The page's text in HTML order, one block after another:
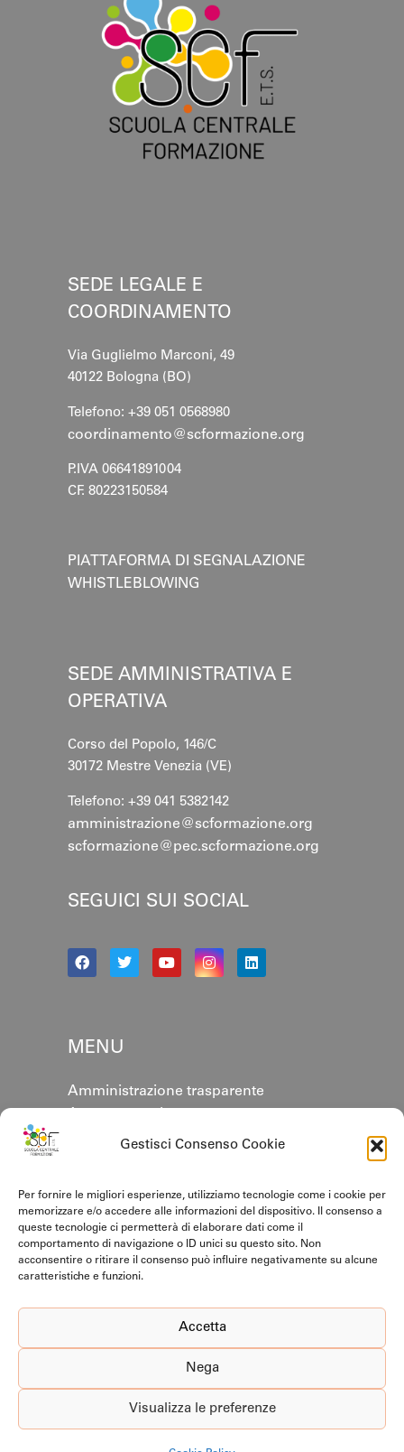
Gestisci Consenso Cookie
Per fornire le migliori esperienze, utilizziamo tecnologie come i cookie per
memorizzare e/o accedere alle informazioni del dispositivo. Il consenso a
queste tecnologie ci permetterà di elaborare dati come il
comportamento di navigazione o ID unici su questo sito. Non
acconsentire o ritirare il consenso può influire negativamente su alcune
caratteristiche e funzioni.
Accetta
Nega
Visualizza le preferenze
SEDE LEGALE E
COORDINAMENTO
Via Guglielmo Marconi, 49
40122 Bologna (BO)
Telefono: +39 051 0568980
coordinamento@scformazione.org
P.IVA 06641891004
CF. 80223150584
PIATTAFORMA DI SEGNALAZIONE
WHISTLEBLOWING
SEDE AMMINISTRATIVA E
OPERATIVA
Corso del Popolo, 146/C
30172 Mestre Venezia (VE)
Telefono: +39 041 5382142
amministrazione@scformazione.org
scformazione@pec.scformazione.org
SEGUICI SUI SOCIAL
MENU
Amministrazione trasparente
Annuario
Privacy Policy
CERTIFICAZIONI